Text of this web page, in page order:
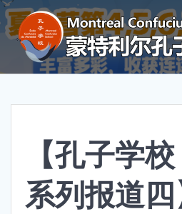
【孔子学
系列报道